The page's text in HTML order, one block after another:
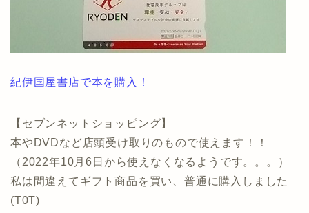
紀伊国屋書店で本を購入！
【セブンネットショッピング】
本やDVDなど店頭受け取りのもので使えます！！
（2022年10月6日から使えなくなるようです。。。）
私は間違えてギフト商品を買い、普通に購入しました
(T0T)